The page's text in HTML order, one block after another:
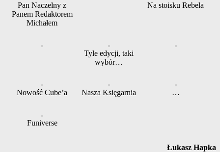
Pan Naczelny z
Panem Redaktorem
Michałem
Na stoisku Rebela
Tyle edycji, taki
wybór…
Nowość Cube’a Nasza Księgarnia …
Funiverse
Łukasz Hapka